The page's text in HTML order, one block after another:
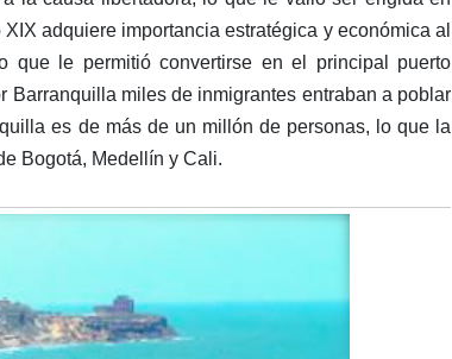
adquiere importancia estratégica y económica al
que le permitió convertirse en el principal puerto
miles de inmigrantes entraban a poblar
es de más de un millón de personas, lo que la
Bogotá, Medellín y Cali.